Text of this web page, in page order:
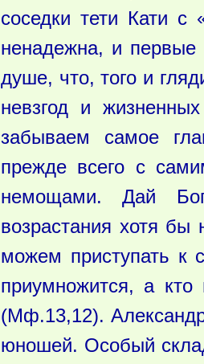
соседки тети Кати
ненадежна, и
душе, что, того и
невзгод и
забываем самое
прежде всего с
немощами. Дай
возрастания хотя
можем приступать к
приумножится, а
(Мф.13,12).
юношей. Особый